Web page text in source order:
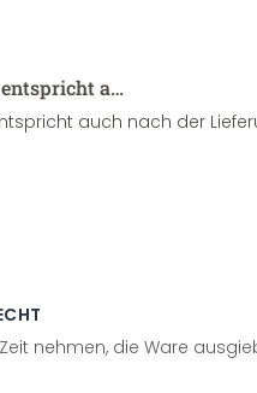
a…
auch nach der
nehmen, die Ware